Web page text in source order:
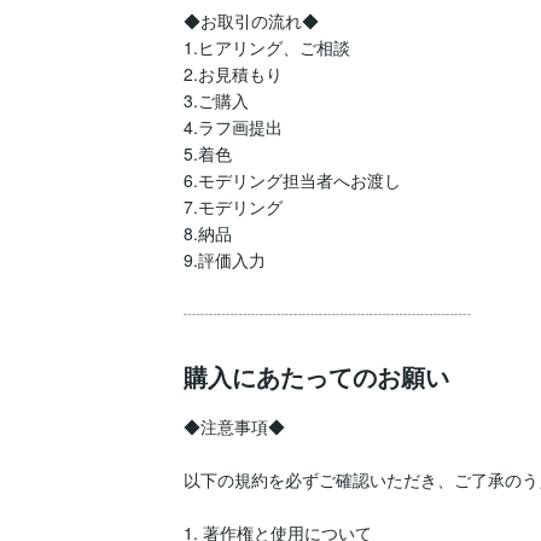
◆お取引の流れ◆
1.ヒアリング、ご相談
2.お見積もり
3.ご購入
4.ラフ画提出
5.着色
6.モデリング担当者へお渡し
7.モデリング
8.納品
9.評価入力
┈┈┈┈┈┈┈┈┈┈┈┈┈┈┈┈┈
購入にあたってのお願い
◆注意事項◆
以下の規約を必ずご確認いただき、ご了承のう
1. 著作権と使用について